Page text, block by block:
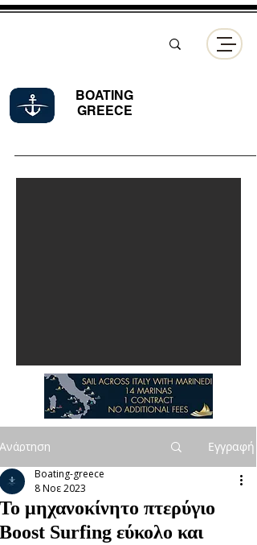
BOATING
GREECE
Ανάρτηση Εγγραφή
Το μηχανοκίνητο πτερύγιο
Boost Surfing εύκολο και
Boating-greece
8 Νοε 2023